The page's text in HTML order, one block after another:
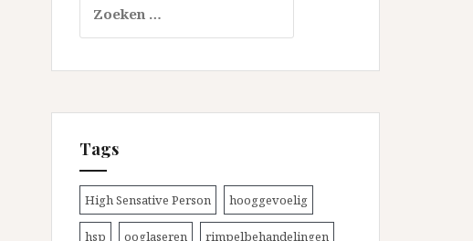
naar:
Tags
High Sensative Person hooggevoelig
hsp ooglaseren rimpelbehandelingen